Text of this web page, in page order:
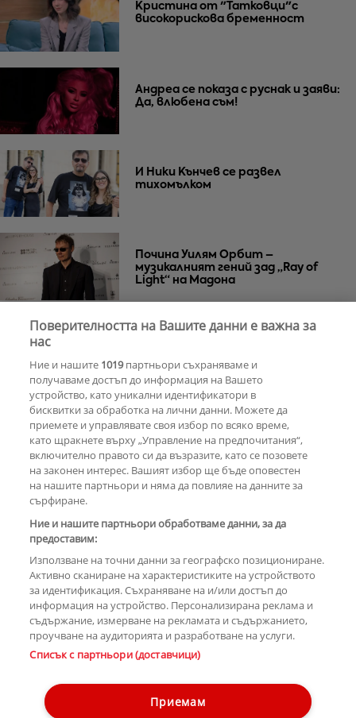
Кристина от "Татковци"с
високорискова бременност
Андреа се показа с руснак и заяви:
Да, влюбена съм!
И Ники Кънчев се развел
тихомълком
Почина Уилям Орбит –
музикалният гений зад „Ray of
Light“ на Мадона
еволюция
РЕКЛАМА
КОМЕНТАРИ
Copyright © 2007-2026 Hotnews.bg. Всички права запазени.
Контакти Общи условия
Етични правила на НСС
Лични данни
Управление на предпочитания
Поверителността на Вашите данни е важна за
нас
Ние и нашите 1019партньори съхраняваме и
получаваме достъп до информация на Вашето
устройство, като уникални идентификатори в
бисквитки за обработка на лични данни. Можете да
приемете и управлявате своя избор по всяко време,
като щракнете върху „Управление на предпочитания“,
включително правото си да възразите, като се позовете
на законен интерес. Вашият избор ще бъде оповестен
на нашите партньори и няма да повлияе на данните за
сърфиране.
Ние и нашите партньори обработваме данни, за да
предоставим:
Използване на точни данни за географско позициониране.
Активно сканиране на характеристиките на устройството
за идентификация. Съхраняване на и/или достъп до
информация на устройство. Персонализирана реклама и
съдържание, измерване на рекламата и съдържанието,
проучване на аудиторията и разработване на услуги.
Списък с партньори (доставчици)
Приемам